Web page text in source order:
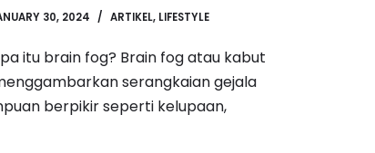
30, 2024 ARTIKEL, LIFESTYLE
itu brain fog? Brain fog atau kabut
serangkaian gejala
berpikir seperti kelupaan,